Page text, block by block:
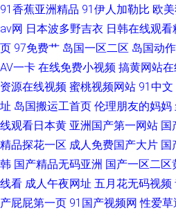
91香蕉亚洲精品 91伊人加勒比 欧
av网 日本波多野吉衣 日韩在线观看
页 97免费艹 岛国一区二区 岛国动
AV一卡 在线免费小视频 搞黄网站
资源在线视频 蜜桃视频网站 91中文
址 岛国搬运工首页 伦理朋友的妈妈
线观看日本黄 亚洲国产第一网站 国
精品探花一区 成人免费国产大片 国
韩 国产精品无码亚洲 国产一区二区
线看 成人午夜网址 五月花无码视频
产屁屁第一页 91国产视频网 性爱草